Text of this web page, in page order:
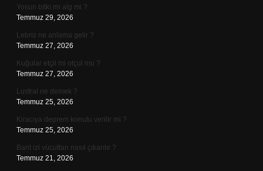
Yosun bitki mi alg mi ?
Temmuz 29, 2026
Lebriz ne anlama gelir ?
Temmuz 27, 2026
Kuğular etçil mi otçul mu ?
Temmuz 27, 2026
Lustral ne demek ?
Temmuz 25, 2026
Kiracıya deprem konutu verilir mi ?
Temmuz 25, 2026
Bant izi vücuttan nasıl çıkarılır ?
Temmuz 21, 2026